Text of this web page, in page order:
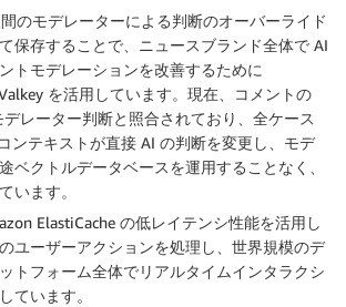
のモデレーターによる判断のオーバーライド
保存することで、ニュースブランド全体で AI
トモデレーションを改善するために
を活用しています。現在、コメントの
レーター判断と照合されており、全ケース
ンテキストが直接 AI の判断を変更し、モデ
ベクトルデータベースを運用することなく、
います。
ElastiCache の低レイテンシ性能を活用し
ユーザーアクションを処理し、世界規模のデ
トフォーム全体でリアルタイムインタラクシ
ています。